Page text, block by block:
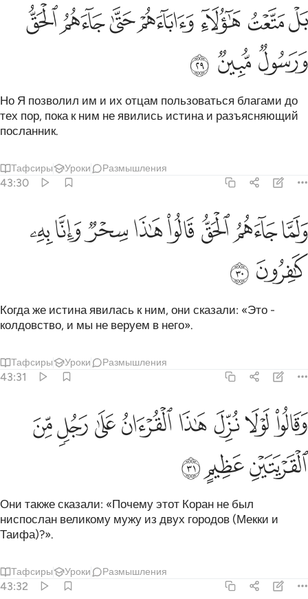
بل متعت هاولاء واباءهم حتى جاءهم الحق ورسول مبين ٢٩
بَلْ مَتَّعْتُ هَـٰٓؤُلَآءِ وَءَابَآءَهُمْ حَتَّىٰ جَآءَهُمُ ٱلْحَقُّ وَرَسُولٌۭ مُّبِينٌۭ ٢٩
ﲉﲊﲋﲌﲍﲎﲏ
ﲐﲑ ﲒ
Но Я позволил им и их отцам пользоваться благами до
тех пор, пока к ним не явились истина и разъясняющий
посланник.
Тафсиры Уроки Размышления
43:30
ولما جاءهم الحق قالوا هاذا سحر وانا به كافرون ٣٠
وَلَمَّا جَآءَهُمُ ٱلْحَقُّ قَالُوا۟ هَـٰذَا سِحْرٌۭ وَإِنَّا بِهِۦ كَـٰفِرُونَ ٣٠
ﲓﲔﲕﲖﲗﲘﲙﲚ
ﲛﲜ
Когда же истина явилась к ним, они сказали: «Это -
колдовство, и мы не веруем в него».
Тафсиры Уроки Размышления
43:31
وقالوا لولا نزل هاذا القران على رجل من القريتين عظيم ٣١
وَقَالُوا۟ لَوْلَا نُزِّلَ هَـٰذَا ٱلْقُرْءَانُ عَلَىٰ رَجُلٍۢ مِّنَ ٱلْقَرْيَتَيْنِ عَظِيمٍ ٣١
ﲝﲞﲟﲠﲡﲢﲣﲤ
ﲥﲦﲧ
Они также сказали: «Почему этот Коран не был
ниспослан великому мужу из двух городов (Мекки и
Таифа)?».
Тафсиры Уроки Размышления
43:32